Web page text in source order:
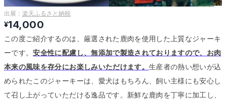
出展： 楽天ふるさと納税
¥14,000
この度ご紹介するのは、厳選された鹿肉を使用した上質なジャーキ
ーです。安全性に配慮し、無添加で製造されておりますので、お肉
本来の風味を存分にお楽しみいただけます。 生産者の熱い想いが込
められたこのジャーキーは、愛犬はもちろん、飼い主様にも安心し
て召し上がっていただける逸品です。 新鮮な鹿肉を丁寧に加工し、